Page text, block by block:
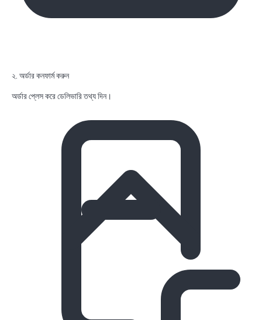
২. অর্ডার কনফার্ম করুন
অর্ডার প্লেস করে ডেলিভারি তথ্য দিন।